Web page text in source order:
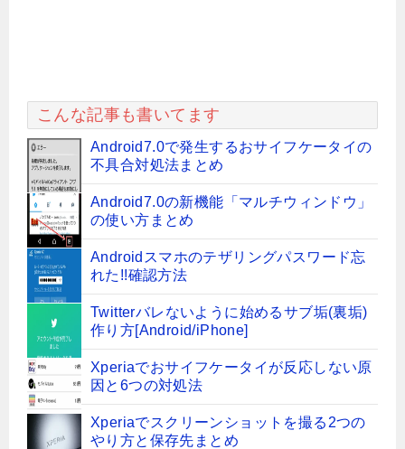
こんな記事も書いてます
Android7.0で発生するおサイフケータイの
不具合対処法まとめ
Android7.0の新機能「マルチウィンドウ」
の使い方まとめ
Androidスマホのテザリングパスワード忘
れた!!確認方法
Twitterバレないように始めるサブ垢(裏垢)
作り方[Android/iPhone]
Xperiaでおサイフケータイが反応しない原
因と6つの対処法
Xperiaでスクリーンショットを撮る2つの
やり方と保存先まとめ